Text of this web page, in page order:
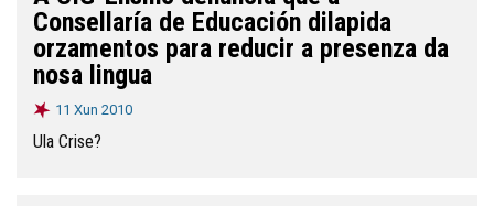
Consellaría de Educación dilapida
orzamentos para reducir a presenza da
nosa lingua
11 Xun 2010
Ula Crise?